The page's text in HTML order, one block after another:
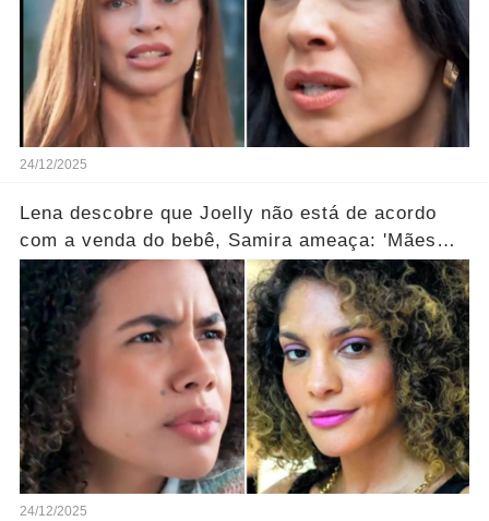
24/12/2025
Lena descobre que Joelly não está de acordo
com a venda do bebê, Samira ameaça: 'Mães
que desistem desaparecem!' ... Ver mais
24/12/2025